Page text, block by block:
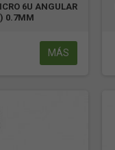
6U ANGULAR
0.7MM
MÁS